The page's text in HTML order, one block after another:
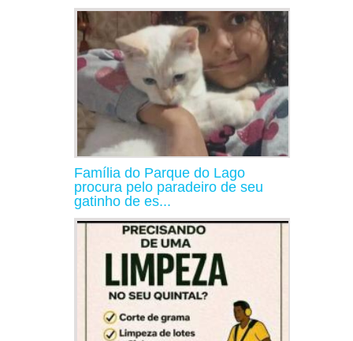
Família do Parque do Lago
procura pelo paradeiro de seu
gatinho de es...